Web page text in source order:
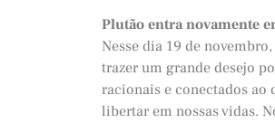
Plutão entra novamente
Nesse dia 19 de
trazer um grande desejo
racionais e conectados ao
libertar em nossas vidas.